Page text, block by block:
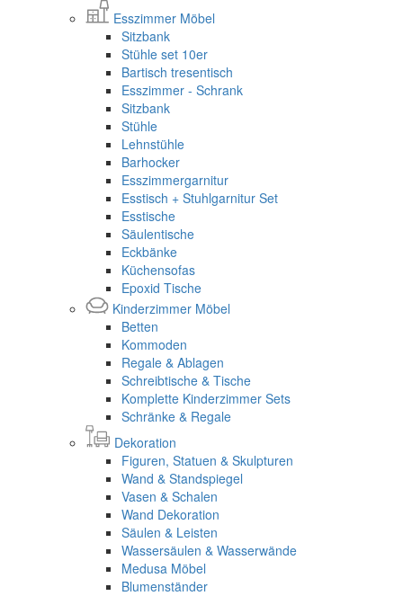
Esszimmer Möbel
Sitzbank
Stühle set 10er
Bartisch tresentisch
Esszimmer - Schrank
Sitzbank
Stühle
Lehnstühle
Barhocker
Esszimmergarnitur
Esstisch + Stuhlgarnitur Set
Esstische
Säulentische
Eckbänke
Küchensofas
Epoxid Tische
Kinderzimmer Möbel
Betten
Kommoden
Regale & Ablagen
Schreibtische & Tische
Komplette Kinderzimmer Sets
Schränke & Regale
Dekoration
Figuren, Statuen & Skulpturen
Wand & Standspiegel
Vasen & Schalen
Wand Dekoration
Säulen & Leisten
Wassersäulen & Wasserwände
Medusa Möbel
Blumenständer